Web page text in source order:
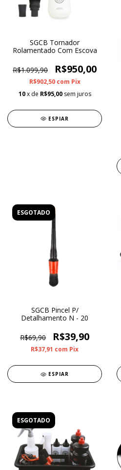
SGCB Tornador
Rolamentado Com Escova
R$1.099,90 R$950,00
R$902,50 com Pix
10 x de R$95,00 sem juros
ESPIAR
ESGOTADO
SGCB Pincel P/
Detalhamento N - 20
R$69,90 R$39,90
R$37,91 com Pix
ESPIAR
ESGOTADO